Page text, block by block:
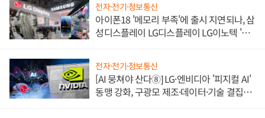
전자·전기·정보통신
아이폰18 '메모리 부족'에 출시 지연되나, 삼
성디스플레이 LG디스플레이 LG이노텍 '탈
전자·전기·정보통신
[AI 뭉쳐야 산다⑧] LG·엔비디아 '피지컬 AI'
동맹 강화, 구광모 제조·데이터·기술 결집